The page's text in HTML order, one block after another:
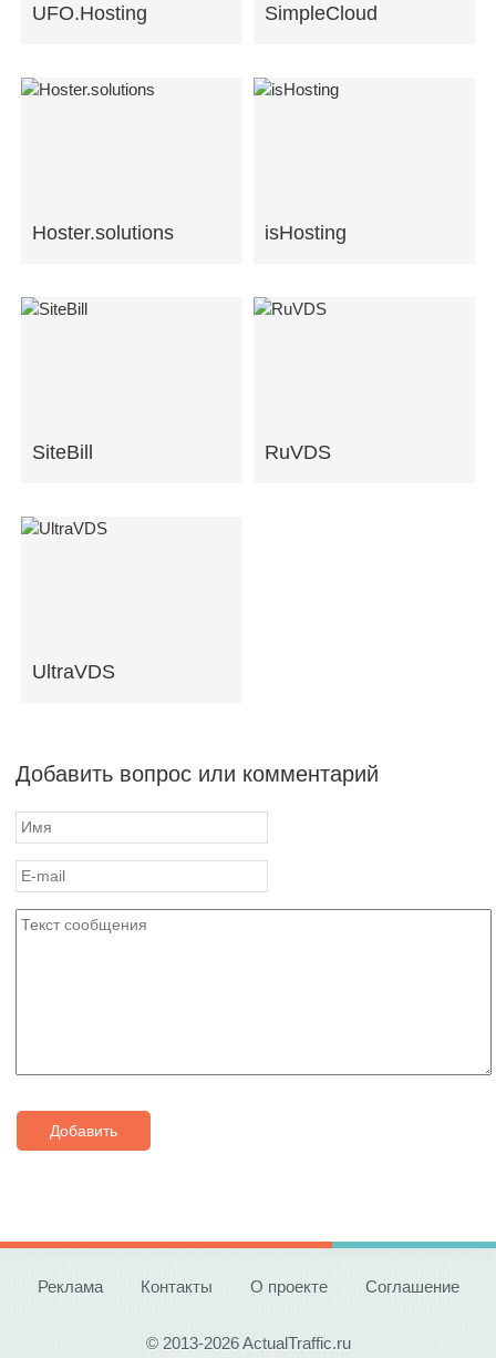
UFO.Hosting SimpleCloud
Hoster.solutions isHosting
SiteBill RuVDS
UltraVDS
Добавить вопрос или комментарий
Добавить
Реклама Контакты О проекте Соглашение
© 2013-2026 ActualTraffic.ru